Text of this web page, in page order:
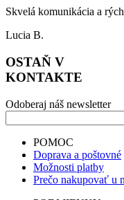
Skvelá komunikácia a
Lucia B.
OSTAŇ V
KONTAKTE
Odoberaj náš newsletter
POMOC
Doprava a poštovné
Možnosti platby
Prečo nakupovať u